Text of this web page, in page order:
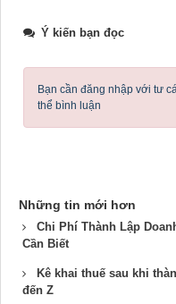
Ý kiến bạn đọc
Bạn cần đăng nhập với tư
thể bình luận
Những tin mới hơn
Chi Phí Thành Lập
Cần Biết
Kê khai thuế sau khi
đến Z